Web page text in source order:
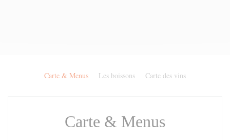
Carte & Menus Les boissons Carte des vins
Carte & Menus